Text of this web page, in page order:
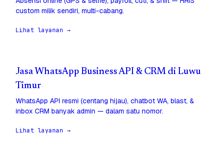
custom milik sendiri, multi-cabang.
Lihat layanan →
Jasa WhatsApp Business API & CRM di Luwu
Timur
WhatsApp API resmi (centang hijau), chatbot WA, blast, &
inbox CRM banyak admin — dalam satu nomor.
Lihat layanan →